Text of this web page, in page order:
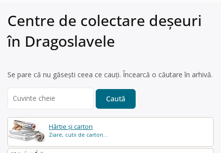
Hârtie și carton
Ziare, cutii de carton...
Centre de colectare deșeuri
în Dragoslavele
Se pare că nu găsești ceea ce cauți. Încearcă o căutare în arhivă.
for: